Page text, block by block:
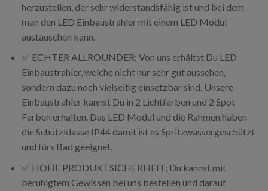
herzustellen, der sehr widerstandsfähig ist und bei dem
man den LED Einbaustrahler mit einem LED Modul
austauschen kann.
✅ ECHTER ALLROUNDER: Von uns erhältst Du LED
Einbaustrahler, welche nicht nur sehr gut aussehen,
sondern dazu noch vielseitig einsetzbar sind. Unsere
Einbaustrahler kannst Du in 2 Lichtfarben und 2 Spot
Farben erhalten. Das LED Modul und die Rahmen haben
die Schutzklasse IP44 damit ist es Spritzwassergeschützt
und fürs Bad geeignet.
✅ HOHE PRODUKTSICHERHEIT: Du kannst mit
beruhigtem Gewissen bei uns bestellen und darauf